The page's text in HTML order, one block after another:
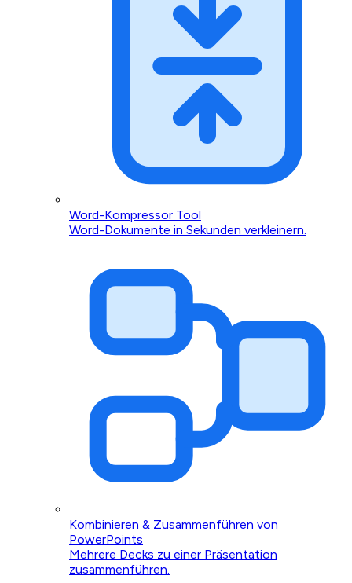
Word-Kompressor Tool
Word-Dokumente in Sekunden verkleinern.
Kombinieren & Zusammenführen von
PowerPoints
Mehrere Decks zu einer Präsentation
zusammenführen.